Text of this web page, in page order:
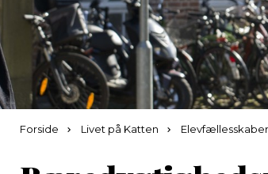
Forside Livet på Katten Elevfællesskaber